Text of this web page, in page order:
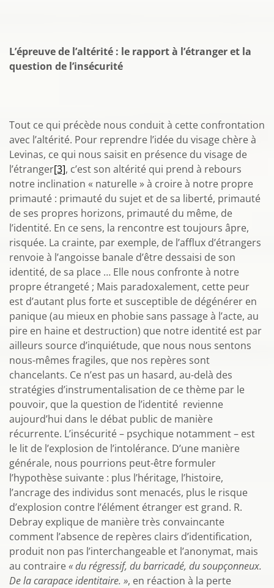
L’épreuve de l’altérité : le rapport à l’étranger et la
question de l’insécurité
Tout ce qui précède nous conduit à cette confrontation
avec l’altérité. Pour reprendre l’idée du visage chère à
Levinas, ce qui nous saisit en présence du visage de
l’étranger[3], c’est son altérité qui prend à rebours
notre inclination « naturelle » à croire à notre propre
primauté : primauté du sujet et de sa liberté, primauté
de ses propres horizons, primauté du même, de
l’identité. En ce sens, la rencontre est toujours âpre,
risquée. La crainte, par exemple, de l’afflux d’étrangers
renvoie à l’angoisse banale d’être dessaisi de son
identité, de sa place … Elle nous confronte à notre
propre étrangeté ; Mais paradoxalement, cette peur
est d’autant plus forte et susceptible de dégénérer en
panique (au mieux en phobie sans passage à l’acte, au
pire en haine et destruction) que notre identité est par
ailleurs source d’inquiétude, que nous nous sentons
nous-mêmes fragiles, que nos repères sont
chancelants. Ce n’est pas un hasard, au-delà des
stratégies d’instrumentalisation de ce thème par le
pouvoir, que la question de l’identité revienne
aujourd’hui dans le débat public de manière
récurrente. L’insécurité – psychique notamment – est
le lit de l’explosion de l’intolérance. D’une manière
générale, nous pourrions peut-être formuler
l’hypothèse suivante : plus l’héritage, l’histoire,
l’ancrage des individus sont menacés, plus le risque
d’explosion contre l’élément étranger est grand. R.
Debray explique de manière très convaincante
comment l’absence de repères clairs d’identification,
produit non pas l’interchangeable et l’anonymat, mais
au contraire« du régressif, du barricadé, du soupçonneux.
De la carapace identitaire. », en réaction à la perte